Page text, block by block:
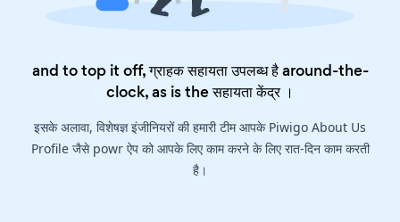
and to top it off, ग्राहक सहायता उपलब्ध है around-the-
clock, as is theसहायता केंद्र।
इसके अलावा, विशेषज्ञ इंजीनियरों की हमारी टीम आपके Piwigo About Us
Profile जैसे powr ऐप को आपके लिए काम करने के लिए रात-दिन काम करती
है।